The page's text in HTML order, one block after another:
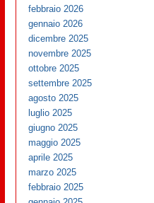
febbraio 2026
gennaio 2026
dicembre 2025
novembre 2025
ottobre 2025
settembre 2025
agosto 2025
luglio 2025
giugno 2025
maggio 2025
aprile 2025
marzo 2025
febbraio 2025